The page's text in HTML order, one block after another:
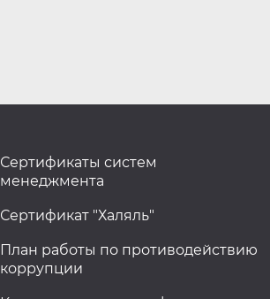
Сертификаты систем
менеджмента
Сертификат "Халяль"
План работы по противодействию
коррупции